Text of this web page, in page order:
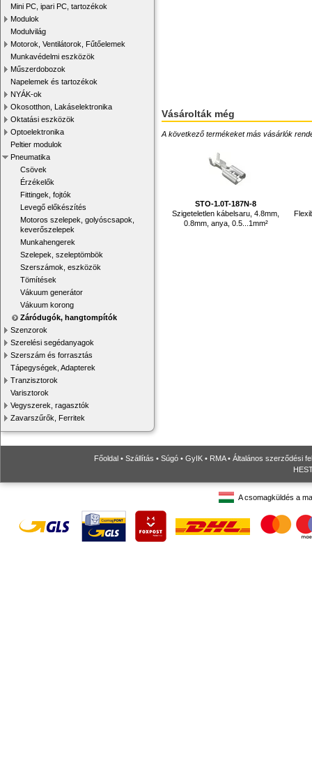
Mini PC, ipari PC, tartozékok
Modulok
Modulvilág
Motorok, Ventilátorok, Fűtőelemek
Munkavédelmi eszközök
Műszerdobozok
Napelemek és tartozékok
NYÁK-ok
Okosotthon, Lakáselektronika
Oktatási eszközök
Optoelektronika
Peltier modulok
Pneumatika
Csövek
Érzékelők
Fittingek, fojtók
Levegő előkészítés
Motoros szelepek, golyóscsapok,
keverőszelepek
Munkahengerek
Szelepek, szeleptömbök
Szerszámok, eszközök
Tömítések
Vákuum generátor
Vákuum korong
Záródugók, hangtompítók
Szenzorok
Szerelési segédanyagok
Szerszám és forrasztás
Tápegységek, Adapterek
Tranzisztorok
Varisztorok
Vegyszerek, ragasztók
Zavarszűrők, Ferritek
Vásárolták még
A következő termékeket más vásárlók
STO-1.0T-187N-8
Szigeteletlen kábelsaru, 4.8mm,
0.8mm, anya, 0.5...1mm²
Főoldal • Szállítás • Súgó • GyIK • RMA• Általános szerződési
A csomagküldés a